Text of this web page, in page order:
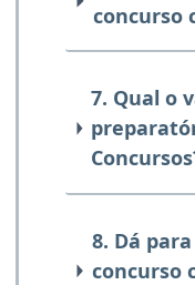
concurso
7. Qual o
8. Dá
concurso